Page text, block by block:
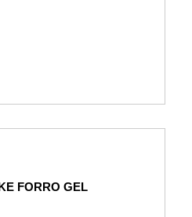
FORRO GEL